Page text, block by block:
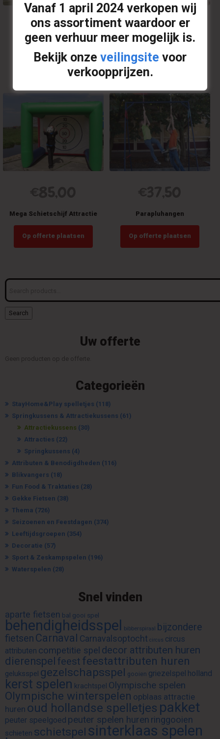
€3,50
Op offerte plaatsen
€22,50
Op offerte plaatsen
Mega Schietschijf Attractie
Op offerte plaatsen
Parapluhangen
Op offerte plaatsen
Search
Search
Uw offerte
Geen producten op de offerte.
Categorieën
StayHome&Play spelletjes (118)
Springkussens & Attractiekussens (61)
Attractiekussens (30)
Attracties (22)
Springkussens (4)
Attributen & Benodigdheden (116)
Blikvangers (18)
Fun Food & Traktaties (28)
Gekke Fietsen (38)
Thema (726)
Seizoenen en Feestdagen (374)
Leeftijdsgroepen (354)
Decoratie (57)
Sport & Zeskampspelen (196)
Waterspelen (28)
Snel vinden
aparte fietsen bal gooi spel
behendigheidsspel bibberspiraal bijzondere
fietsen Carnaval Carnavalsoptocht circus circus
attributen competitie spel decor attributen huren
dierenspel feest feestattributen huren
geluksspel gezelschapsspel gooien griezelspel holland
kerst spelen krachtspel Olympische spelen
Olympische winterspelen opblaas attractie
huren oud hollandse spelletjes pakket
peuter speelgoed peuter spelen huren ringgooien
schieten schietspel sinterklaas spelen
Vanaf 1 april 2024verkopen wij
ons assortiment waardoor er
geen verhuur meer mogelijk is.
Bekijk onze veilingsite voor
verkoopprijzen.